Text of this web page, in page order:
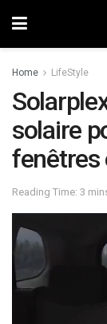
Home LifeStyle
solaire
fenêtres
Reading Time: 3